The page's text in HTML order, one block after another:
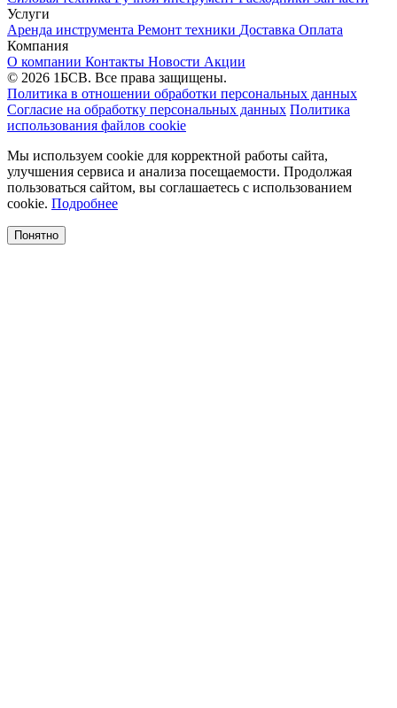
Услуги
Аренда инструмента Ремонт техники Доставка Оплата
Компания
О компании Контакты Новости Акции
© 2026 1БСВ. Все права защищены.
Политика в отношении обработки персональных данных
Согласие на обработку персональных данных Политика
использования файлов cookie
Мы используем cookie для корректной работы сайта,
улучшения сервиса и анализа посещаемости. Продолжая
пользоваться сайтом, вы соглашаетесь с использованием
cookie. Подробнее
Понятно